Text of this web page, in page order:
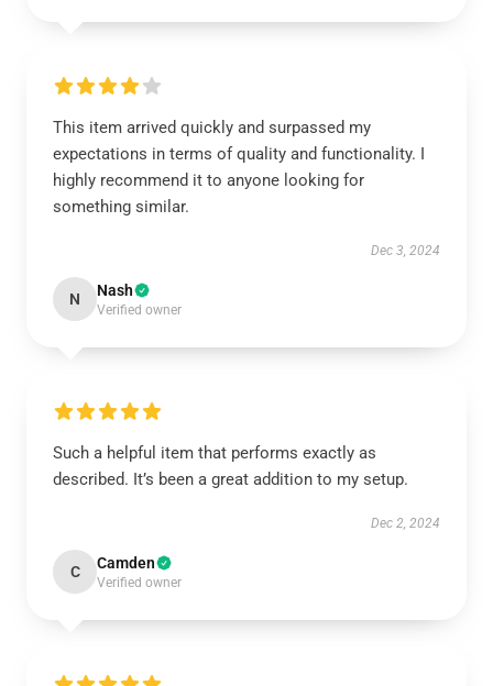
This item arrived quickly and surpassed my
expectations in terms of quality and functionality. I
highly recommend it to anyone looking for
something similar.
Dec 3, 2024
N Nash
Verified owner
Such a helpful item that performs exactly as
described. It’s been a great addition to my setup.
Dec 2, 2024
C Camden
Verified owner